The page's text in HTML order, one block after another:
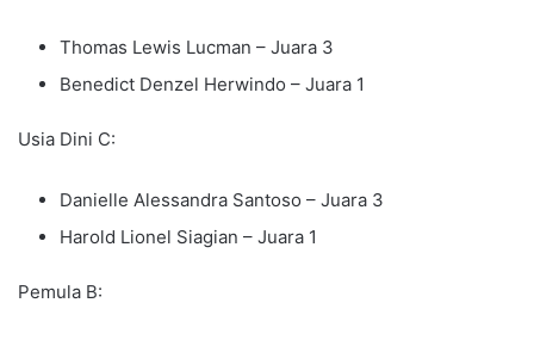
Thomas Lewis Lucman – Juara 3
⁠Benedict Denzel Herwindo – Juara 1
Usia Dini C:
Danielle Alessandra Santoso – Juara 3
⁠Harold Lionel Siagian – Juara 1
Pemula B: